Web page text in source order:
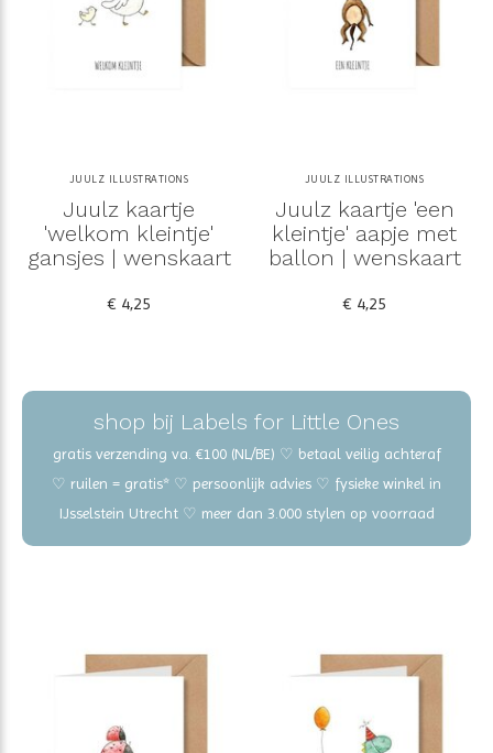
JUULZ ILLUSTRATIONS
Juulz kaartje
'welkom kleintje'
gansjes | wenskaart
€ 4,25
JUULZ ILLUSTRATIONS
Juulz kaartje 'een
kleintje' aapje met
ballon | wenskaart
€ 4,25
shop bij Labels for Little Ones
gratis verzending va. €100 (NL/BE) ♡ betaal veilig achteraf
♡ ruilen = gratis* ♡ persoonlijk advies ♡ fysieke winkel in
IJsselstein Utrecht ♡ meer dan 3.000 stylen op voorraad